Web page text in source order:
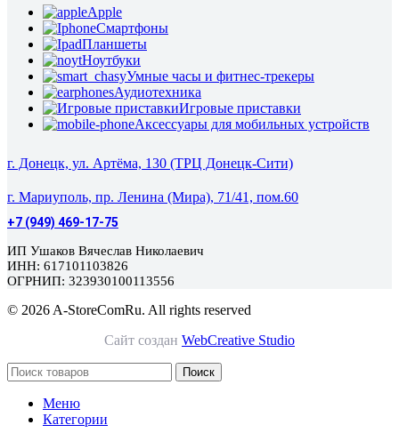
Apple
Смартфоны
Планшеты
Ноутбуки
Умные часы и фитнес-трекеры
Аудиотехника
Игровые приставки
Аксессуары для мобильных устройств
г. Донецк, ул. Артёма, 130 (ТРЦ Донецк-Сити)
г. Мариуполь, пр. Ленина (Мира), 71/41, пом.60
+7 (949) 469-17-75
ИП Ушаков Вячеслав Николаевич
ИНН: 617101103826
ОГРНИП: 323930100113556
© 2026 A-StoreComRu. All rights reserved
Сайт создан WebCreative Studio
Поиск
Меню
Категории